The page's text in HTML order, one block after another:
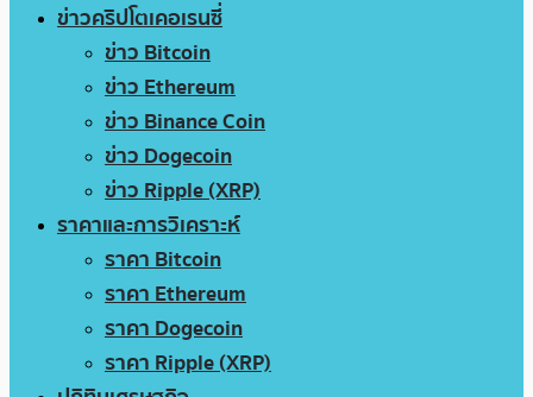
ข่าวคริปโตเคอเรนซี่
ข่าว Bitcoin
ข่าว Ethereum
ข่าว Binance Coin
ข่าว Dogecoin
ข่าว Ripple (XRP)
ราคาและการวิเคราะห์
ราคา Bitcoin
ราคา Ethereum
ราคา Dogecoin
ราคา Ripple (XRP)